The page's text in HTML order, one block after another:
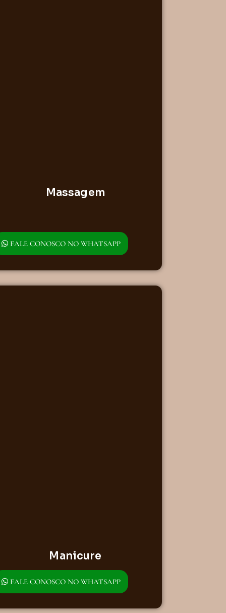
Massagem
FALE CONOSCO NO WHATSAPP
Manicure
FALE CONOSCO NO WHATSAPP